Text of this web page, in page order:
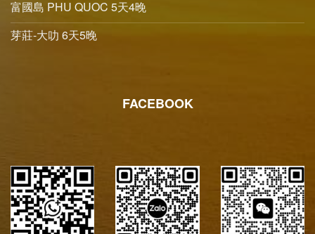
富國島 PHU QUOC 5天4晚
芽莊-大叻 6天5晚
FACEBOOK